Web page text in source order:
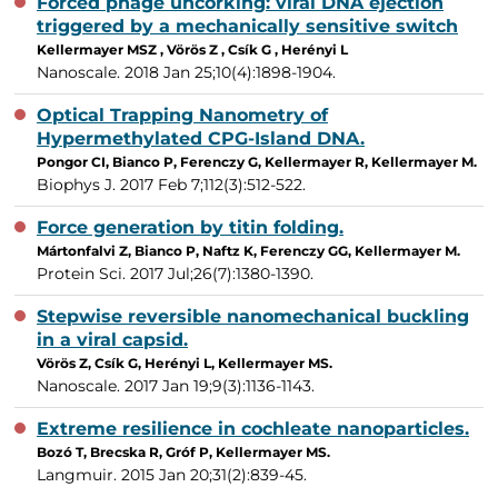
triggered by a mechanically sensitive switch
Kellermayer MSZ , Vörös Z , Csík G , Herényi L
Nanoscale. 2018 Jan 25;10(4):1898-1904.
Optical Trapping Nanometry of
Hypermethylated CPG-Island DNA.
Pongor CI, Bianco P, Ferenczy G, Kellermayer R, Kellermayer M.
Biophys J. 2017 Feb 7;112(3):512-522.
Force generation by titin folding.
Mártonfalvi Z, Bianco P, Naftz K, Ferenczy GG, Kellermayer M.
Protein Sci. 2017 Jul;26(7):1380-1390.
Stepwise reversible nanomechanical buckling
in a viral capsid.
Vörös Z, Csík G, Herényi L, Kellermayer MS.
Nanoscale. 2017 Jan 19;9(3):1136-1143.
Extreme resilience in cochleate nanoparticles.
Bozó T, Brecska R, Gróf P, Kellermayer MS.
Langmuir. 2015 Jan 20;31(2):839-45.